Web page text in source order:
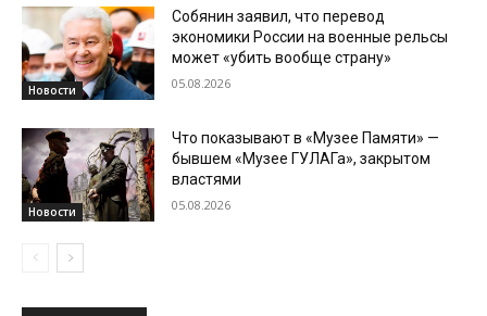
Новости
Собянин заявил, что перевод
экономики России на военные рельсы
может «убить вообще страну»
05.08.2026
Новости
Что показывают в «Музее Памяти» —
бывшем «Музее ГУЛАГа», закрытом
властями
05.08.2026